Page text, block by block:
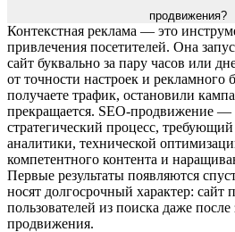
продвижения?
Контекстная реклама — это
привлечения посетителей. Она
сайт буквально за пару часов или
от точности настроек и
получаете трафик, остановили
прекращается. SEO-продвижение —
стратегический процесс,
аналитики, технической
компетентного контента и
Первые результаты появляются
носят долгосрочный характер: сайт
пользователей из поиска даже
продвижения.